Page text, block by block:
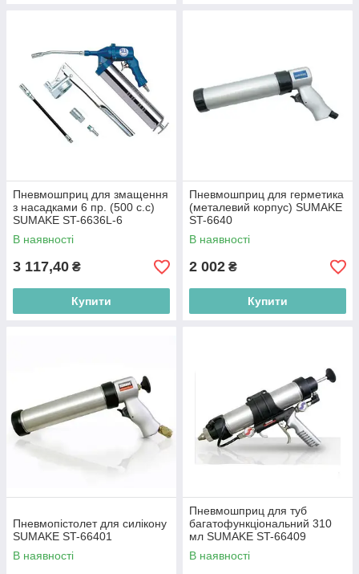
Пневмошприц для змащення
з насадками 6 пр. (500 с.с)
SUMAKE ST-6636L-6
В наявності
3 117,40 ₴
Купити
Пневмошприц для герметика
(металевий корпус) SUMAKE
ST-6640
В наявності
2 002 ₴
Купити
Пневмопістолет для силікону
SUMAKE ST-66401
В наявності
Пневмошприц для туб
багатофункціональний 310
мл SUMAKE ST-66409
В наявності